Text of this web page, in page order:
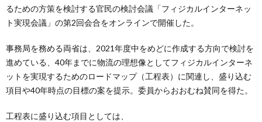
るための方策を検討する官民の検討会議「フィジカルインターネッ
ト実現会議」の第2回会合をオンラインで開催した。
事務局を務める両省は、2021年度中をめどに作成する方向で検討を
進めている、40年までに物流の理想像としてフィジカルインターネ
ットを実現するためのロードマップ（工程表）に関連し、盛り込む
項目や40年時点の目標の案を提示。委員からおおむね賛同を得た。
工程表に盛り込む項目としては、